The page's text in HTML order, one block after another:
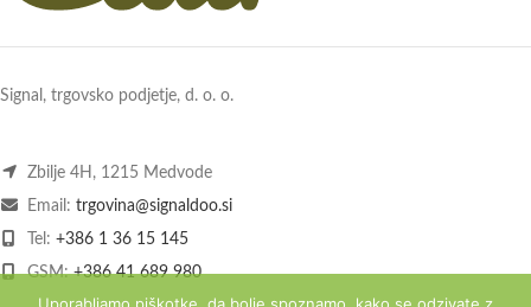
Signal, trgovsko podjetje, d. o. o.
Zbilje 4H, 1215 Medvode
Email: trgovina@signaldoo.si
Tel: +386 1 36 15 145
GSM:+386 41 689 980